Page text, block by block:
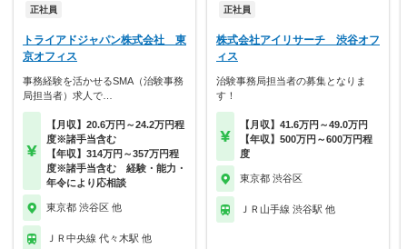
正社員
トライアドジャパン株式会社 東
京オフィス
事務経験を活かせるSMA（治験事務
局担当者）求人で…
【月収】20.6万円～24.2万円程
度※諸手当含む
【年収】314万円～357万円程
度※諸手当含む 経験・能力・
年令により応相談
東京都 渋谷区 他
ＪＲ中央線 代々木駅 他
正社員
株式会社アイリサーチ 渋谷オフ
ィス
治験事務局担当者の募集となりま
す！
【月収】41.6万円～49.0万円
【年収】500万円～600万円程
度
東京都 渋谷区
ＪＲ山手線 渋谷駅 他